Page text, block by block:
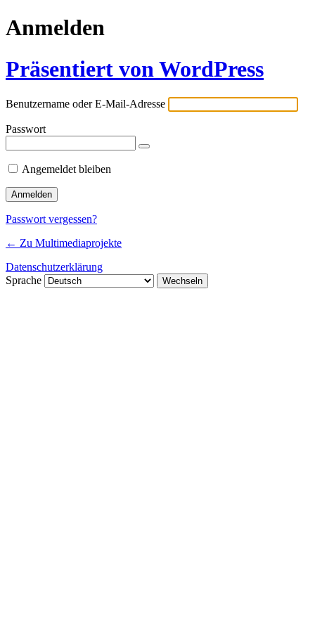
Anmelden
Präsentiert von WordPress
Benutzername oder E-Mail-Adresse
Passwort
Angemeldet bleiben
Passwort vergessen?
← Zu Multimediaprojekte
Datenschutzerklärung
Sprache